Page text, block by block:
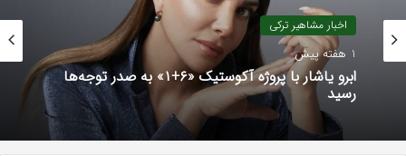
اخبار مشاهیر ترکی
1 هفته پیش
اخبار رسانه ترکی
4 هفته پیش
جدایی هیودا زیزان آلپ از پروژه «عشقم کارادنیز»